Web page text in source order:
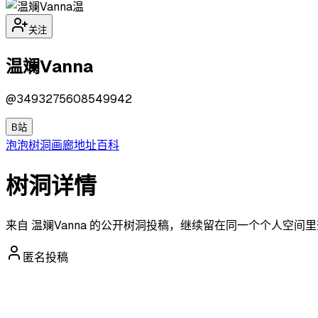
温
关注
温斓Vanna
@3493275608549942
B站
泡泡树洞画廊地址百科
树洞详情
来自 温斓Vanna 的公开树洞投稿，继续留在同一个个人空间里
匿名投稿